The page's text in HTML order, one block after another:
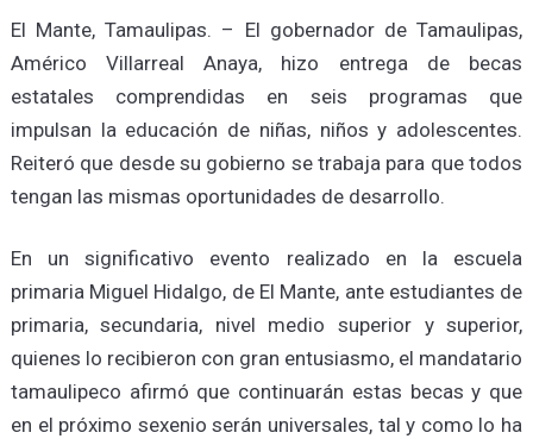
El Mante, Tamaulipas. – El gobernador de Tamaulipas,
Américo Villarreal Anaya, hizo entrega de becas
estatales comprendidas en seis programas que
impulsan la educación de niñas, niños y adolescentes.
Reiteró que desde su gobierno se trabaja para que todos
tengan las mismas oportunidades de desarrollo.
En un significativo evento realizado en la escuela
primaria Miguel Hidalgo, de El Mante, ante estudiantes de
primaria, secundaria, nivel medio superior y superior,
quienes lo recibieron con gran entusiasmo, el mandatario
tamaulipeco afirmó que continuarán estas becas y que
en el próximo sexenio serán universales, tal y como lo ha